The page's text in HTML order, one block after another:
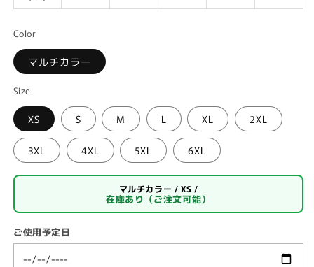
Color
マルチカラー
Size
XS S M L XL 2XL
3XL 4XL 5XL 6XL
マルチカラー / XS /
在庫あり（ご注文可能）
ご使用予定日